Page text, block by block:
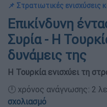
📌 Στρατιωτικές ενισχύσεις
Επικίνδυνη
Συρία - Η
δυνάμεις της
Η Τουρκία ενισχύει τη
🕛 χρόνος ανάγνωσης:
σχολιασμό